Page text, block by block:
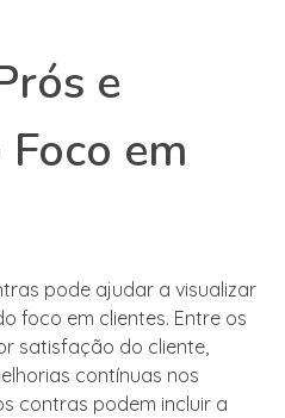
e
em
pode ajudar a visualizar
foco em clientes. Entre os
satisfação do cliente,
contínuas nos
contras podem incluir a